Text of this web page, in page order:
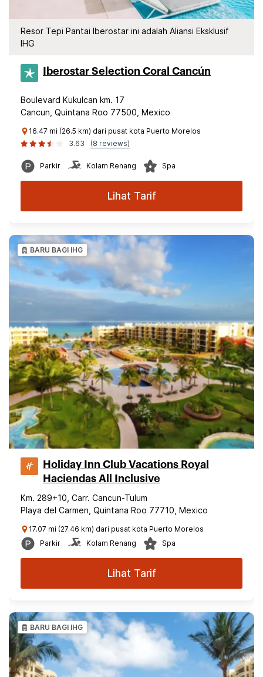
Resor Tepi Pantai Iberostar ini adalah Aliansi Eksklusif
IHG
Iberostar Selection​ Coral Cancún
Boulevard Kukulcan km. 17
Cancun, Quintana Roo 77500, Mexico
16.47 mi (26.5 km) dari pusat kota Puerto Morelos
3.63
(8 reviews)
Parkir Kolam Renang Spa
Lihat Tarif
BARU BAGI IHG
Holiday Inn Club Vacations Royal
Haciendas All Inclusive
Km. 289+10, Carr. Cancun-Tulum
Playa del Carmen, Quintana Roo 77710, Mexico
17.07 mi (27.46 km) dari pusat kota Puerto Morelos
Parkir
Kolam Renang Spa
Lihat Tarif
BARU BAGI IHG